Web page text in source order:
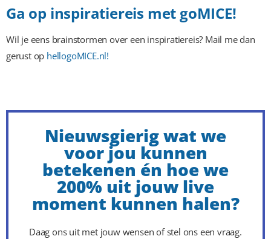
Ga op inspiratiereis met goMICE!
Wil je eens brainstormen over een inspiratiereis? Mail me dan
gerust op hellogoMICE.nl!
Nieuwsgierig wat we
voor jou kunnen
betekenen én hoe we
200% uit jouw live
moment kunnen halen?
Daag ons uit met jouw wensen of stel ons een vraag.